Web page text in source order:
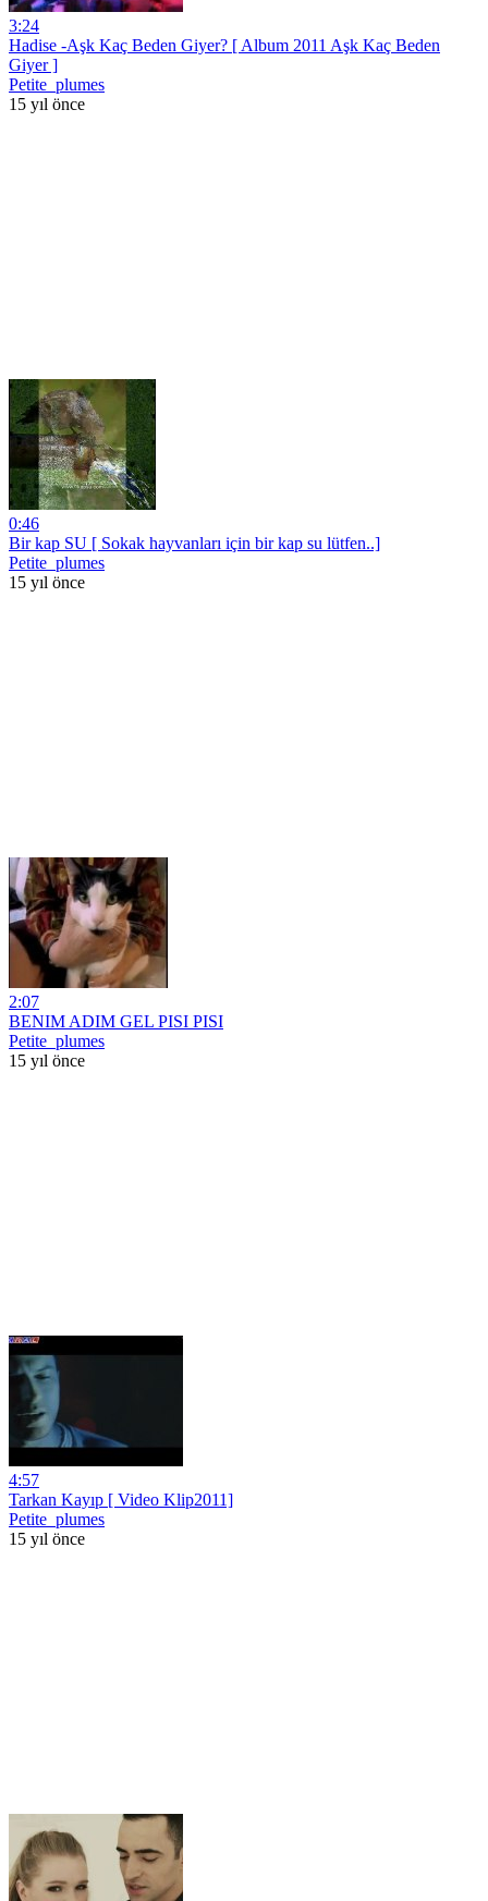
3:24
Hadise -Aşk Kaç Beden Giyer? [ Album 2011 Aşk Kaç Beden
Giyer ]
Petite_plumes
15 yıl önce
0:46
Bir kap SU [ Sokak hayvanları için bir kap su lütfen..]
Petite_plumes
15 yıl önce
2:07
BENIM ADIM GEL PISI PISI
Petite_plumes
15 yıl önce
4:57
Tarkan Kayıp [ Video Klip2011]
Petite_plumes
15 yıl önce